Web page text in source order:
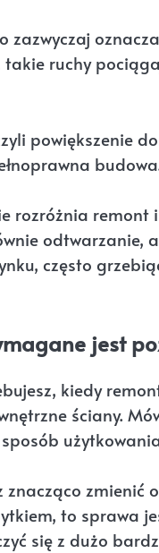
zazwyczaj
ruchy
powiększenie
rozróżnia
często
jest
kiedy
ściany.
znacząco
to sprawa
się z dużo